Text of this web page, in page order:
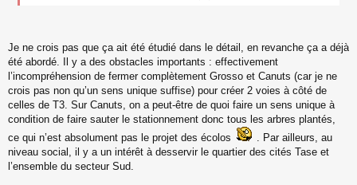
Je ne crois pas que ça ait été étudié dans le détail, en revanche ça a déjà
été abordé. Il y a des obstacles importants : effectivement
l’incompréhension de fermer complètement Grosso et Canuts (car je ne
crois pas non qu’un sens unique suffise) pour créer 2 voies à côté de
celles de T3. Sur Canuts, on a peut-être de quoi faire un sens unique à
condition de faire sauter le stationnement donc tous les arbres plantés,
ce qui n’est absolument pas le projet des écolos
. Par ailleurs, au
niveau social, il y a un intérêt à desservir le quartier des cités Tase et
l’ensemble du secteur Sud.